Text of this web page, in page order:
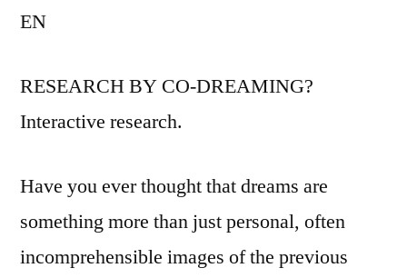
EN
RESEARCH BY CO-DREAMING?
Interactive research.
Have you ever thought that dreams are
something more than just personal, often
incomprehensible images of the previous